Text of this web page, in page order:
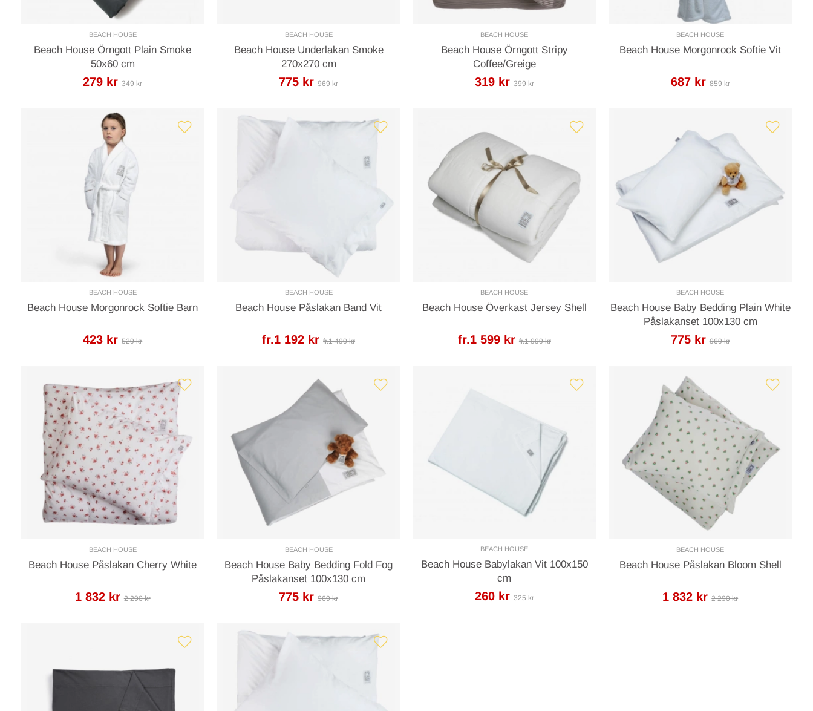
BEACH HOUSE
Beach House Örngott Plain Smoke
50x60 cm
279 kr 349 kr
BEACH HOUSE
Beach House Underlakan Smoke
270x270 cm
775 kr 969 kr
BEACH HOUSE
Beach House Örngott Stripy
Coffee/Greige
319 kr 399 kr
BEACH HOUSE
Beach House Morgonrock Softie Vit
687 kr 859 kr
BEACH HOUSE
Beach House Morgonrock Softie Barn
423 kr 529 kr
BEACH HOUSE
Beach House Påslakan Band Vit
fr.1 192 kr fr.1 490 kr
BEACH HOUSE
Beach House Överkast Jersey Shell
fr.1 599 kr fr.1 999 kr
BEACH HOUSE
Beach House Baby Bedding Plain White
Påslakanset 100x130 cm
775 kr 969 kr
BEACH HOUSE
Beach House Påslakan Cherry White
1 832 kr 2 290 kr
BEACH HOUSE
Beach House Baby Bedding Fold Fog
Påslakanset 100x130 cm
775 kr 969 kr
BEACH HOUSE
Beach House Babylakan Vit 100x150
cm
260 kr 325 kr
BEACH HOUSE
Beach House Påslakan Bloom Shell
1 832 kr 2 290 kr